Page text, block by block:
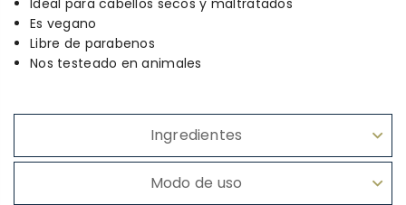
Es vegano
Libre de parabenos
Nos testeado en animales
Ingredientes
Modo de uso